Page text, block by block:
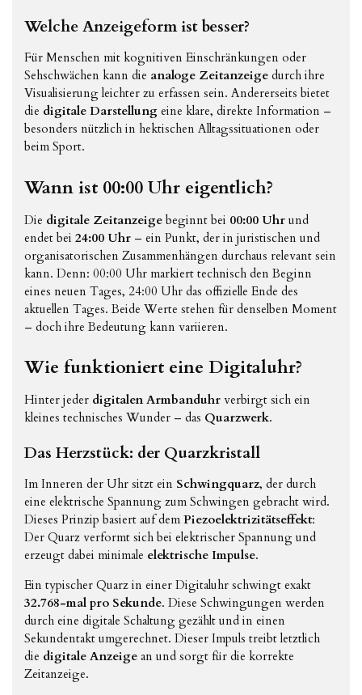
Welche Anzeigeform ist besser?
Für Menschen mit kognitiven Einschränkungen oder
Sehschwächen kann die analoge Zeitanzeige durch ihre
Visualisierung leichter zu erfassen sein. Andererseits bietet
die digitale Darstellung eine klare, direkte Information –
besonders nützlich in hektischen Alltagssituationen oder
beim Sport.
Wann ist 00:00 Uhr eigentlich?
Die digitale Zeitanzeige beginnt bei 00:00 Uhr und
endet bei 24:00 Uhr – ein Punkt, der in juristischen und
organisatorischen Zusammenhängen durchaus relevant sein
kann. Denn: 00:00 Uhr markiert technisch den Beginn
eines neuen Tages, 24:00 Uhr das offizielle Ende des
aktuellen Tages. Beide Werte stehen für denselben Moment
– doch ihre Bedeutung kann variieren.
Wie funktioniert eine Digitaluhr?
Hinter jeder digitalen Armbanduhr verbirgt sich ein
kleines technisches Wunder – das Quarzwerk.
Das Herzstück: der Quarzkristall
Im Inneren der Uhr sitzt ein Schwingquarz, der durch
eine elektrische Spannung zum Schwingen gebracht wird.
Dieses Prinzip basiert auf dem Piezoelektrizitätseffekt:
Der Quarz verformt sich bei elektrischer Spannung und
erzeugt dabei minimale elektrische Impulse.
Ein typischer Quarz in einer Digitaluhr schwingt exakt
32.768-mal pro Sekunde. Diese Schwingungen werden
durch eine digitale Schaltung gezählt und in einen
Sekundentakt umgerechnet. Dieser Impuls treibt letztlich
die digitale Anzeige an und sorgt für die korrekte
Zeitanzeige.